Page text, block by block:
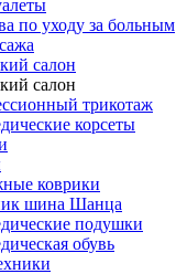
по уходу за больным
салон
салон
трикотаж
корсеты
коврики
шина Шанца
подушки
обувь